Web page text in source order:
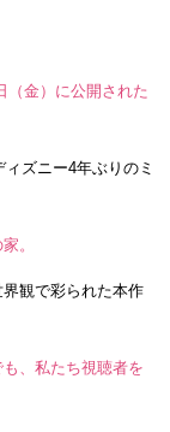
（金）に公開された
ズニー4年ぶりのミ
。
観で彩られた本作
、私たち視聴者を